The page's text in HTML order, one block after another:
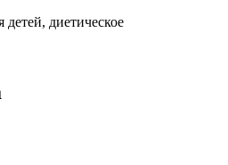
детей, диетическое